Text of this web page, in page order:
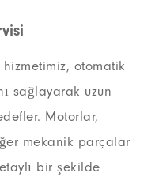
hizmetimiz, otomatik
sağlayarak uzun
Motorlar,
mekanik parçalar
bir şekilde